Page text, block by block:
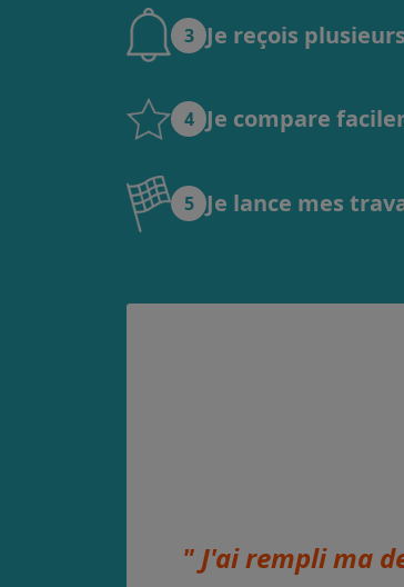
3 Je reçois
4 Je compare
5 Je lance mes
" J'ai rempli ma